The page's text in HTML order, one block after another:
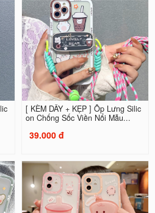
[ KÈM DÂY + KẸP ] Ốp Lưng Silic
on Chống Sốc Viền Nổi Mẫu...
39.000 đ